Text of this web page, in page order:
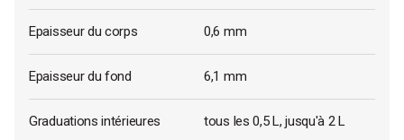
Epaisseur du corps 0,6 mm
Epaisseur du fond 6,1 mm
Graduations intérieures tous les 0,5 L, jusqu'à 2 L